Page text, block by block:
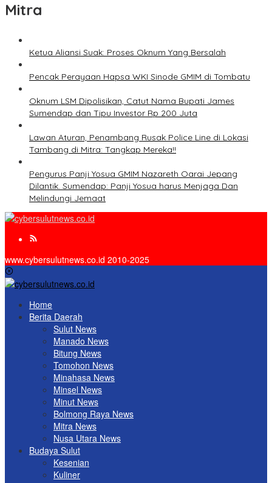
Mitra
Ketua Aliansi Suak: Proses Oknum Yang Bersalah
Pencak Perayaan Hapsa WKI Sinode GMIM di Tombatu
Oknum LSM Dipolisikan, Catut Nama Bupati James
Sumendap dan Tipu Investor Rp 200 Juta
Lawan Aturan, Penambang Rusak Police Line di Lokasi
Tambang di Mitra: Tangkap Mereka!!
Pengurus Panji Yosua GMIM Nazareth Oarai Jepang
Dilantik. Sumendap: Panji Yosua harus Menjaga Dan
Melindungi Jemaat
www.cybersulutnews.co.id 2010-2025
Home
Berita Daerah
Sulut News
Manado News
Bitung News
Tomohon News
Minahasa News
Minsel News
Minut News
Bolmong Raya News
Mitra News
Nusa Utara News
Budaya Sulut
Kesenian
Kuliner